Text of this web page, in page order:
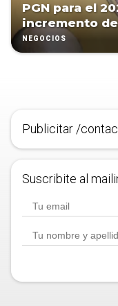
PGN para el
incremento
NEGOCIOS
Publicitar /
Suscribite al